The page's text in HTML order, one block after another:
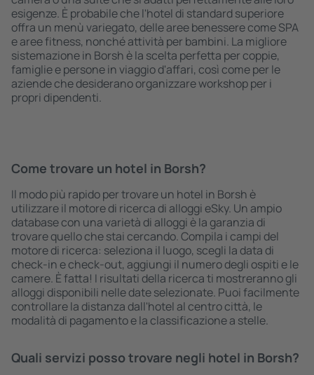
esigenze. È probabile che l'hotel di standard superiore
offra un menù variegato, delle aree benessere come SPA
e aree fitness, nonché attività per bambini. La migliore
sistemazione in Borsh è la scelta perfetta per coppie,
famiglie e persone in viaggio d'affari, così come per le
aziende che desiderano organizzare workshop per i
propri dipendenti.
Come trovare un hotel in Borsh?
Il modo più rapido per trovare un hotel in Borsh è
utilizzare il motore di ricerca di alloggi eSky. Un ampio
database con una varietà di alloggi è la garanzia di
trovare quello che stai cercando. Compila i campi del
motore di ricerca: seleziona il luogo, scegli la data di
check-in e check-out, aggiungi il numero degli ospiti e le
camere. È fatta! I risultati della ricerca ti mostreranno gli
alloggi disponibili nelle date selezionate. Puoi facilmente
controllare la distanza dall'hotel al centro città, le
modalità di pagamento e la classificazione a stelle.
Quali servizi posso trovare negli hotel in Borsh?